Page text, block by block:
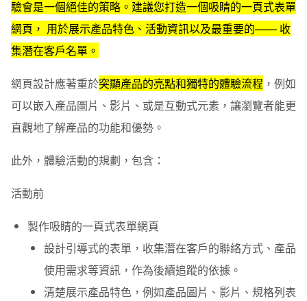
驗會是一個絕佳的策略。建議您打造一個吸睛的一頁式表單
網頁， 用於展示產品特色、活動資訊以及最重要的—— 收
集潛在客戶名單 。
網頁設計應著重於突顯產品的亮點和獨特的體驗流程 ，例如
可以嵌入產品圖片、影片、或是互動式元素，讓瀏覽者能更
直觀地了解產品的功能和優勢。
此外，體驗活動的規劃，包含：
活動前
製作吸睛的一頁式表單網頁
設計引導式的表單，收集潛在客戶的聯絡方式、產品
使用需求等資訊，作為後續追蹤的依據。
清楚展示產品特色，例如產品圖片、影片、規格列表